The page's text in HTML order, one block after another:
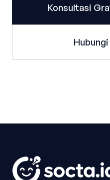
Konsultasi